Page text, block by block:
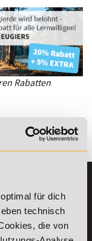
für dich
technisch
die von
Rabatten
Academy
und
Lernmethoden